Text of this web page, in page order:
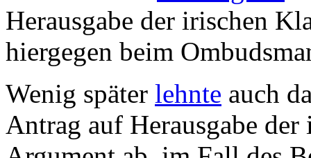
Herausgabe der irischen
hiergegen beim
Wenig später lehnte auch
Antrag auf Herausgabe